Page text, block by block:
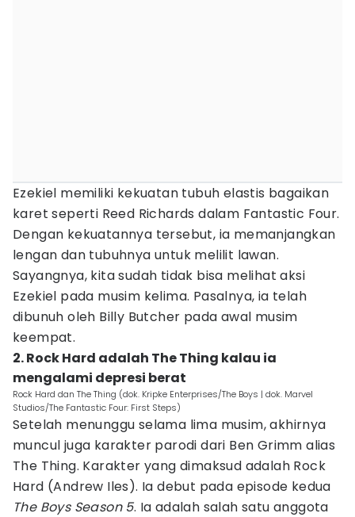
Ezekiel memiliki kekuatan tubuh elastis bagaikan
karet seperti Reed Richards dalam Fantastic Four.
Dengan kekuatannya tersebut, ia memanjangkan
lengan dan tubuhnya untuk melilit lawan.
Sayangnya, kita sudah tidak bisa melihat aksi
Ezekiel pada musim kelima. Pasalnya, ia telah
dibunuh oleh Billy Butcher pada awal musim
keempat.
2. Rock Hard adalah The Thing kalau ia
mengalami depresi berat
Rock Hard dan The Thing (dok. Kripke Enterprises/The Boys | dok. Marvel
Studios/The Fantastic Four: First Steps)
Setelah menunggu selama lima musim, akhirnya
muncul juga karakter parodi dari Ben Grimm alias
The Thing. Karakter yang dimaksud adalah Rock
Hard (Andrew Iles). Ia debut pada episode kedua
The Boys Season 5. Ia adalah salah satu anggota